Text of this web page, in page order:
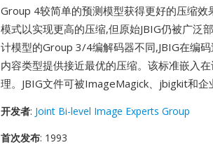
Group 4较简单的预测模型获得更好的压缩
模式以实现更高的压缩,但原始JBIG仍被广泛
计模型的Group 3/4编解码器不同,JBIG在编
内容类型提供接近最优的压缩。该标准嵌入在
理。JBIG文件可被ImageMagick、jbigkit和企
开发者: Joint Bi-level Image Experts Group
首次发布: 1993